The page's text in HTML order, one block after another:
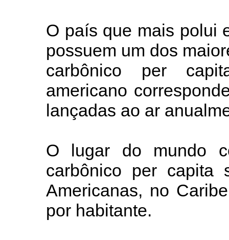
O país que mais polui
possuem um dos
carbônico per
americano
lançadas ao ar
O lugar do mundo
carbônico per capita
Americanas, no
por habitante.